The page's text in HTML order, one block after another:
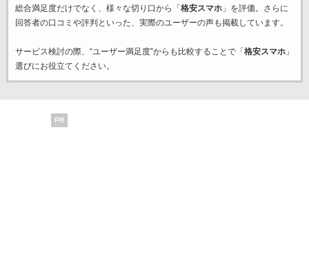
総合満足度だけでなく、様々な切り口から「 格安スマホ」を評価。さらに
回答者の口コミや評判といった、実際のユーザーの声も掲載しています。
サービス検討の際、“ユーザー満足度”からも比較することで「 格安スマホ」
選びにお役立てください。
PR